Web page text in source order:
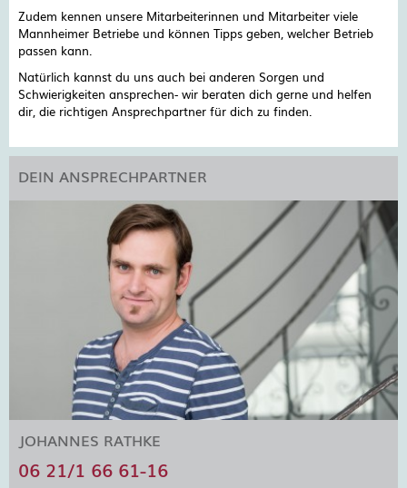
Zudem kennen unsere Mitarbeiterinnen und Mitarbeiter viele
Mannheimer Betriebe und können Tipps geben, welcher Betrieb
passen kann.
Natürlich kannst du uns auch bei anderen Sorgen und
Schwierigkeiten ansprechen- wir beraten dich gerne und helfen
dir, die richtigen Ansprechpartner für dich zu finden.
DEIN ANSPRECHPARTNER
JOHANNES RATHKE
06 21/1 66 61-16